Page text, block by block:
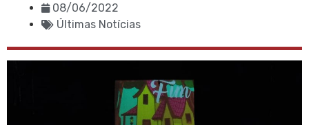
08/06/2022
Últimas Notícias